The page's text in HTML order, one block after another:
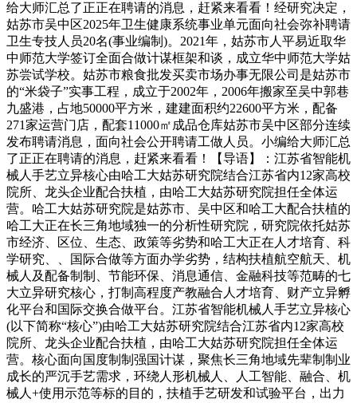
给大师汇总了正正在聘请的消息，赶紧来看看！经研究决定，
姑苏市吴中区2025年卫生健康系统事业单元面向社会弥补聘请
卫生专技人员20名(事业编制)。2021年，姑苏市人平易近取华
中师范大学签订全面合做计谋框架和谈，成立华中师范大学姑
苏尝试学校。姑苏市粮食批发买卖市场办事无限公司是姑苏市
的“米袋子”实事工程，成立于2002年，2006年搬家至吴中郭巷
九盛港，占地50000平方米，建建面积约22600平方米，配备
271家运营门店，配套11000㎡成品仓库姑苏市吴中区部分连续
发布聘请消息，面向社会公开聘请工做人员。小编给大师汇总
了正正在聘请的消息，赶紧来看看！【导语】：江苏省智能机
械人手艺立异核心由哈工大姑苏研究院结合江苏省内12家高校
院所、龙头企业配合扶植，由哈工大姑苏研究院担任全体运
营。哈工大姑苏研究院是姑苏市、吴中区和哈工大配合扶植的
哈工大正在长三角地域独一的分析性研究院，研究院依托姑苏
市经济、区位、生态、政策等劣势和哈工大正在人才培育、科
学研究、、国际合做等方面办学劣势，结构扶植航空航天、机
械人及配备制制、节能环保、消息通信、金融科技等范畴的七
大立异研究核心，打制高程度产教融合人才培育、财产立异孵
化平台和国际交换合做平台。江苏省智能机械人手艺立异核心
(以下简称“核心”)由哈工大姑苏研究院结合江苏省内12家高校
院所、龙头企业配合扶植，由哈工大姑苏研究院担任全体运
营。核心面向国度制制强国计谋，聚焦长三角地域先辈制制业
成长的严沉手艺需求，环绕人形机械人、人工智能、融合、机
械人+使用示范等标的目的，扶植手艺研发和试验平台，出力